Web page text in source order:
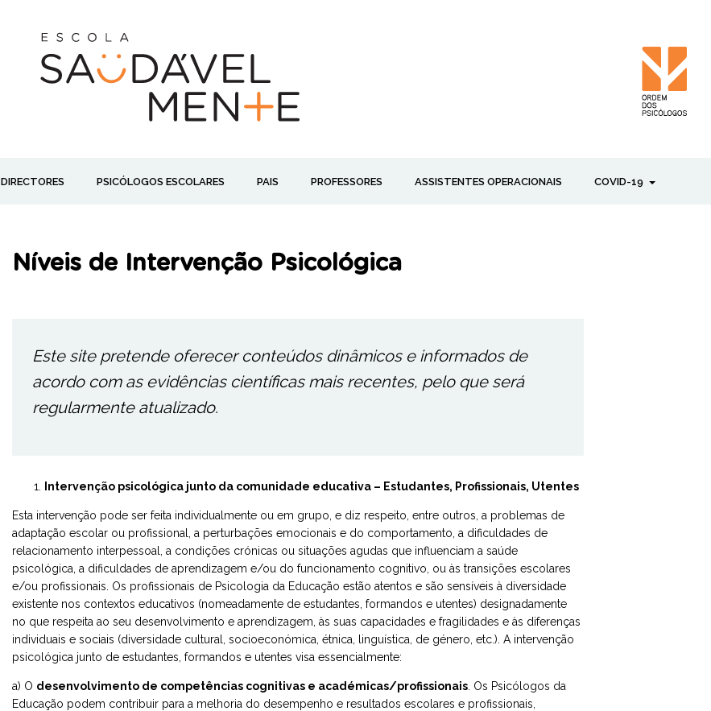
DIRECTORES PSICÓLOGOS ESCOLARES PAIS PROFESSORES ASSISTENTES OPERACIONAIS COVID-19
Níveis de Intervenção Psicológica
Este site pretende oferecer conteúdos dinâmicos e informados de
acordo com as evidências científicas mais recentes, pelo que será
regularmente atualizado.
Intervenção psicológica junto da comunidade educativa – Estudantes, Profissionais, Utentes
Esta intervenção pode ser feita individualmente ou em grupo, e diz respeito, entre outros, a problemas de
adaptação escolar ou profissional, a perturbações emocionais e do comportamento, a dificuldades de
relacionamento interpessoal, a condições crónicas ou situações agudas que influenciam a saúde
psicológica, a dificuldades de aprendizagem e/ou do funcionamento cognitivo, ou às transições escolares
e/ou profissionais. Os profissionais de Psicologia da Educação estão atentos e são sensíveis à diversidade
existente nos contextos educativos (nomeadamente de estudantes, formandos e utentes) designadamente
no que respeita ao seu desenvolvimento e aprendizagem, às suas capacidades e fragilidades e às diferenças
individuais e sociais (diversidade cultural, socioeconómica, étnica, linguística, de género, etc.). A intervenção
psicológica junto de estudantes, formandos e utentes visa essencialmente:
a) O desenvolvimento de competências cognitivas e académicas/profissionais . Os Psicólogos da
Educação podem contribuir para a melhoria do desempenho e resultados escolares e profissionais,